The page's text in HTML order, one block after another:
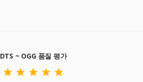
DTS ~ OGG 품질 평가